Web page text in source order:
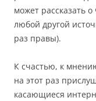
может рассказать
любой другой
раз правы).
К счастью, к
на этот раз
касающиеся